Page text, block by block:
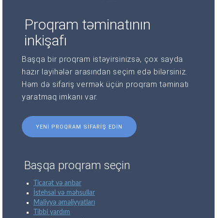
Proqram təminatının
inkişafı
Başqa bir proqram istəyirsinizsə, çox sayda
hazır layihələr arasından seçim edə bilərsiniz.
Həm də sifariş vermək üçün proqram təminatı
yaratmaq imkanı var.
YENI PROQRAM SIFARIŞ EDIN
Başqa proqram seçin
Ticarət və anbar
İstehsal və məhsullar
Maliyyə əməliyyatları
Tibbi yardım